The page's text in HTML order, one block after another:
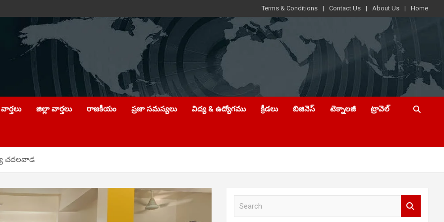
Terms & Conditions Contact Us About Us Home
జిల్లా వార్తలు రాజకీయం ప్రజా సమస్యలు విద్య & ఉద్యోగము క్రీడలు బిజినెస్ టెక్నాలజీ ట్రావెల్
చదలవాడ